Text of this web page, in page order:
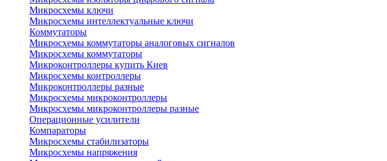
Микросхемы ключи
Микросхемы интеллектуальные ключи
Коммутаторы
Микросхемы коммутаторы аналоговых сигналов
Микросхемы коммутаторы
Микроконтроллеры купить Киев
Микросхемы контроллеры
Микроконтроллеры разные
Микросхемы микроконтроллеры
Микросхемы микроконтроллеры разные
Операционные усилители
Компараторы
Микросхемы стабилизаторы
Микросхемы напряжения